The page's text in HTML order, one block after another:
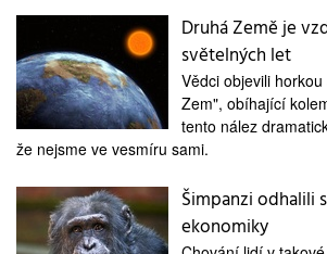
Druhá Země je
světelných let
Vědci objevili
Zem", obíhající
tento nález
že nejsme ve vesmíru sami.
Šimpanzi odhalili
ekonomiky